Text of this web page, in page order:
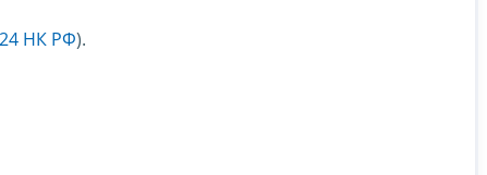
НК РФ).